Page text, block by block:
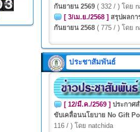
กันยายน 2569 ( 332 / ) โดย
[ 3/เม.ย./2568 ] สรุปผลกา
กันยายน 2568 ( 775 / ) โดย
ประชาสัมพันธ์
[ 12/มี.ค./2569 ] ประกาศ
ขับเคลื่อนนโยบาย No Gift
116 / ) โดย natchida